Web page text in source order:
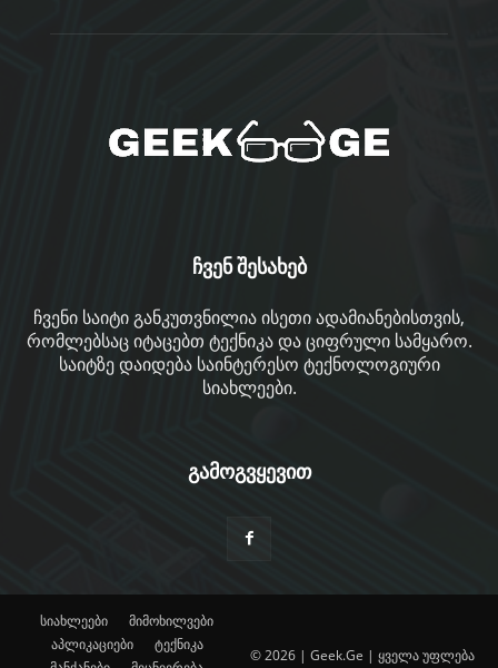
ჩვენ შესახებ
ჩვენი საიტი განკუთვნილია ისეთი ადამიანებისთვის,
რომლებსაც იტაცებთ ტექნიკა და ციფრული სამყარო.
საიტზე დაიდება საინტერესო ტექნოლოგიური
სიახლეები.
გამოგვყევით
სიახლეები
მიმოხილვები
აპლიკაციები
ტექნიკა
© 2026 | Geek.Ge | ყველა უფლება